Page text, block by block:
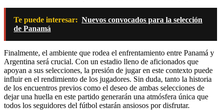
Te puede interesar: Nuevos convocados para la selección
de Panamá
Finalmente, el ambiente que rodea el enfrentamiento entre Panamá y
Argentina será crucial. Con un estadio lleno de aficionados que
apoyan a sus selecciones, la presión de jugar en este contexto puede
influir en el rendimiento de los jugadores. Sin duda, tanto la historia
de los encuentros previos como el deseo de ambas selecciones de
dejar una huella en este partido generarán una atmósfera única que
todos los seguidores del fútbol estarán ansiosos por disfrutar.